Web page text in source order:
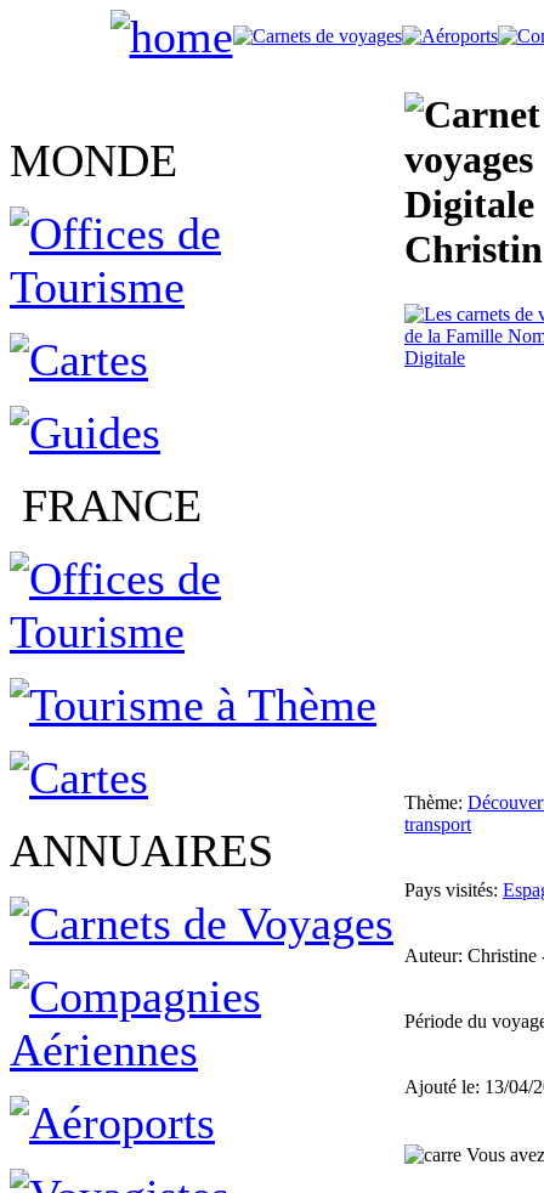
MONDE
FRANCE
ANNUAIRES
Digitale
Thème:
transport
Pays visités:
Auteur:
Période du
Ajouté le: 13/04/
Vous